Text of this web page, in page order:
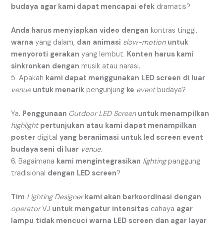
budaya agar kami dapat mencapai efek dramatis?
Anda harus menyiapkan video dengan kontras tinggi,
warna yang dalam, dan animasi slow-motion untuk
menyoroti gerakan yang lembut. Konten harus kami
sinkronkan dengan musik atau narasi.
5. Apakah kami dapat menggunakan LED screen di luar
venue untuk menarik pengunjung ke eventbudaya?
Ya. Penggunaan Outdoor LED Screen untuk menampilkan
highlight pertunjukan atau kami dapat menampilkan
poster digitalyang beranimasi untuk led screen event
budaya seni di luar venue.
6. Bagaimana kami mengintegrasikan lightingpanggung
tradisional dengan LED screen?
Tim Lighting Designer kami akan berkoordinasi dengan
operatorVJ untuk mengatur intensitas cahaya agar
lampu tidak mencuci warna LED screen dan agar layar